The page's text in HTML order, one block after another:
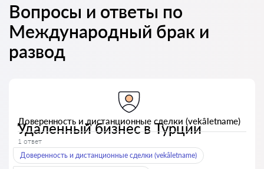
Вопросы и ответы по
Международный брак и
развод
Доверенность и дистанционные сделки (vekâletname)
Удаленный бизнес в Турции
1 ответ
Доверенность и дистанционные сделки (vekâletname)